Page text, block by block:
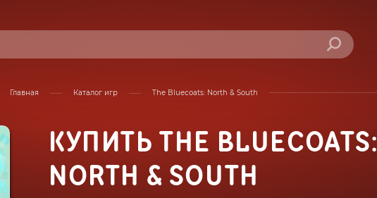
Главная Каталог игр The Bluecoats: North & South
КУПИТЬ THE BLUECOATS:
NORTH & SOUTH